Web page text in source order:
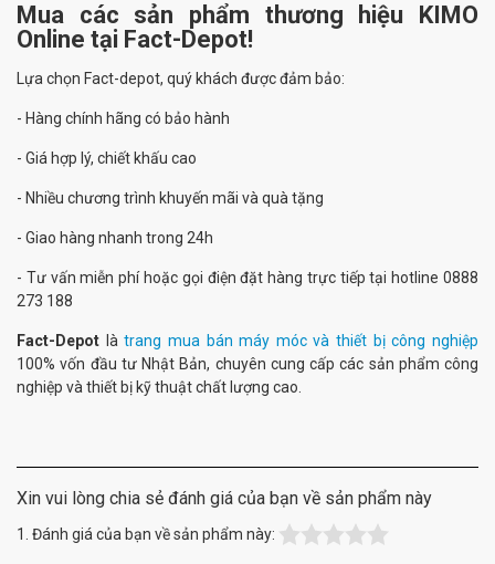
Mua các sản phẩm thương hiệu KIMO
Online tại Fact-Depot!
Lựa chọn Fact-depot, quý khách được đảm bảo:
- Hàng chính hãng có bảo hành
- Giá hợp lý, chiết khấu cao
- Nhiều chương trình khuyến mãi và quà tặng
- Giao hàng nhanh trong 24h
- Tư vấn miễn phí hoặc gọi điện đặt hàng trực tiếp tại hotline 0888
273 188
Fact-Depot làtrang mua bán máy móc và thiết bị công nghiệp
100% vốn đầu tư Nhật Bản, chuyên cung cấp các sản phẩm công
nghiệp và thiết bị kỹ thuật chất lượng cao.
Xin vui lòng chia sẻ đánh giá của bạn về sản phẩm này
1. Đánh giá của bạn về sản phẩm này: